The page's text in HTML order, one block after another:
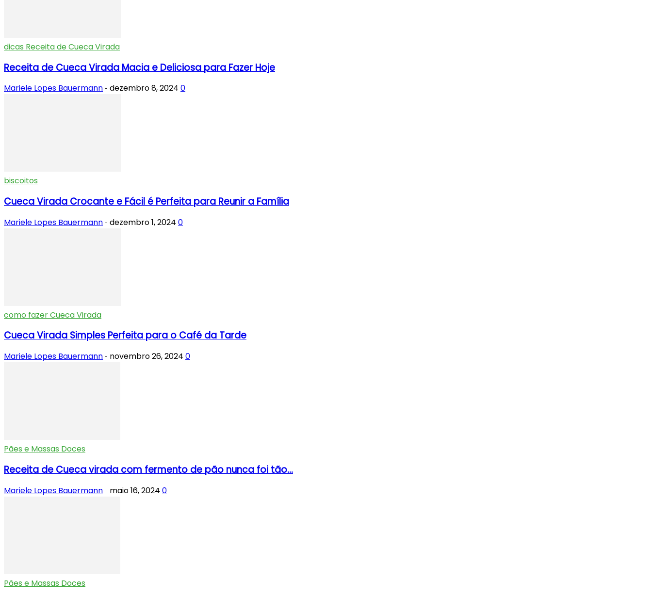
dicas Receita de Cueca Virada
Receita de Cueca Virada Macia e Deliciosa para Fazer Hoje
Mariele Lopes Bauermann - dezembro 8, 2024 0
biscoitos
Cueca Virada Crocante e Fácil é Perfeita para Reunir a Família
Mariele Lopes Bauermann - dezembro 1, 2024 0
como fazer Cueca Virada
Cueca Virada Simples Perfeita para o Café da Tarde
Mariele Lopes Bauermann - novembro 26, 2024 0
Pães e Massas Doces
Receita de Cueca virada com fermento de pão nunca foi tão...
Mariele Lopes Bauermann - maio 16, 2024 0
Pães e Massas Doces